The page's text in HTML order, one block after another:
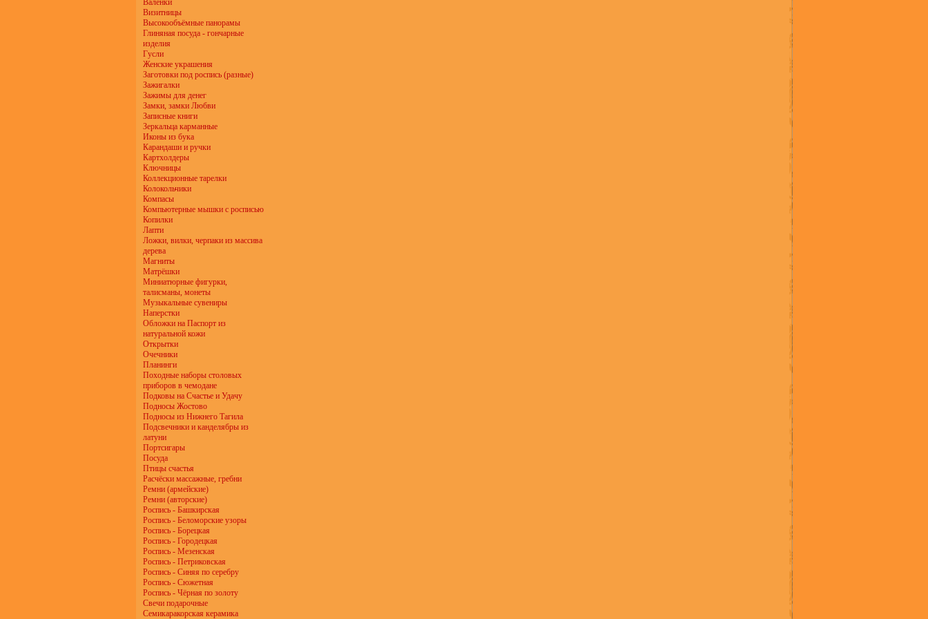
Валенки
Визитницы
Высокообъёмные панорамы
Глиняная посуда - гончарные
изделия
Гусли
Женские украшения
Заготовки под роспись (разные)
Зажигалки
Зажимы для денег
Замки, замки Любви
Записные книги
Зеркальца карманные
Иконы из бука
Карандаши и ручки
Картхолдеры
Ключницы
Коллекционные тарелки
Колокольчики
Компасы
Компьютерные мышки с росписью
Копилки
Лапти
Ложки, вилки, черпаки из массива
дерева
Магниты
Матрёшки
Миниатюрные фигурки,
талисманы, монеты
Музыкальные сувениры
Наперстки
Обложки на Паспорт из
натуральной кожи
Открытки
Очечники
Планинги
Походные наборы столовых
приборов в чемодане
Подковы на Счастье и Удачу
Подносы Жостово
Подносы из Нижнего Тагила
Подсвечники и канделябры из
латуни
Портсигары
Посуда
Птицы счастья
Расчёски массажные, гребни
Ремни (армейские)
Ремни (авторские)
Роспись - Башкирская
Роспись - Беломорские узоры
Роспись - Борецкая
Роспись - Городецкая
Роспись - Мезенская
Роспись - Петриковская
Роспись - Синяя по серебру
Роспись - Сюжетная
Роспись - Чёрная по золоту
Свечи подарочные
Семикаракорская керамика